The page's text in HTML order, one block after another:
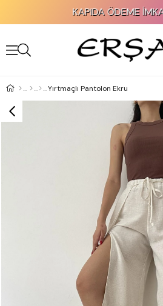
KAPIDA ÖDEME İMKANI!
Yırtmaçlı Pantolon Ekru